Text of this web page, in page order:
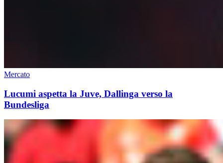
Mercato
Lucumi aspetta la Juve, Dallinga verso la
Bundesliga